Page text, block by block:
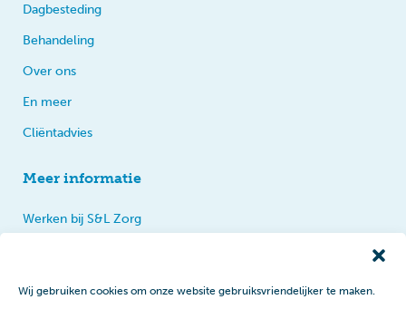
Wij gebruiken cookies om onze website gebruiksvriendelijker te maken.
Dagbesteding
Behandeling
Over ons
En meer
Cliëntadvies
Meer informatie
Werken bij S&L Zorg